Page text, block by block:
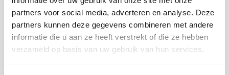
partners voor social media, adverteren en analyse. Deze
partners kunnen deze gegevens combineren met andere
informatie die u aan ze heeft verstrekt of die ze hebben
verzameld op basis van uw gebruik van hun services.
250 € 6,27 € 671,61
1000 € 4,48 € 4.477,41